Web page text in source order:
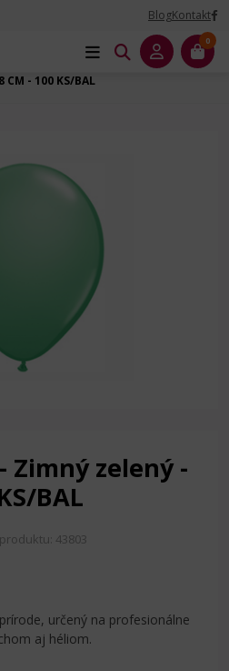
BlogKontakt
0
Guľatý - 11" - 28 cm
- 100 KS/BAL
Zimný zelený -
BAL
43803
určený na profesionálne
aj héliom.